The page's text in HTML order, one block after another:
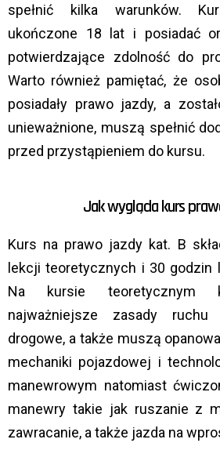
spełnić kilka warunków.
ukończone 18 lat i posiadać
potwierdzające zdolność do
Warto również pamiętać, że
posiadały prawo jazdy, a
unieważnione, muszą spełnić
przed przystąpieniem do kursu.
Jak wygląda kurs
Kurs na prawo jazdy kat. B
lekcji teoretycznych i 30 godzin
Na kursie teoretycznym
najważniejsze zasady ruchu
drogowe, a także muszą
mechaniki pojazdowej i
manewrowym natomiast
manewry takie jak ruszanie z
zawracanie, a także jazda na